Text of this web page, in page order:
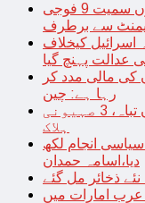
چین؛ میزائل یونٹ سے منسلک 4 جرنیلوں سمیت 9 فوجی
سے برطرف
کیخلاف
عدالت پہنچ گیا
کی مالی مدد کر
رہا ہے: چین
حماس کے حملوں میں 7 اسرائیلی گاڑیاں تباہ، 3 صہیونی
ہلاک
سیاسی انجام لکھ
دیا،اسامہ حمدان
ذخائر مل گئے
امارات میں